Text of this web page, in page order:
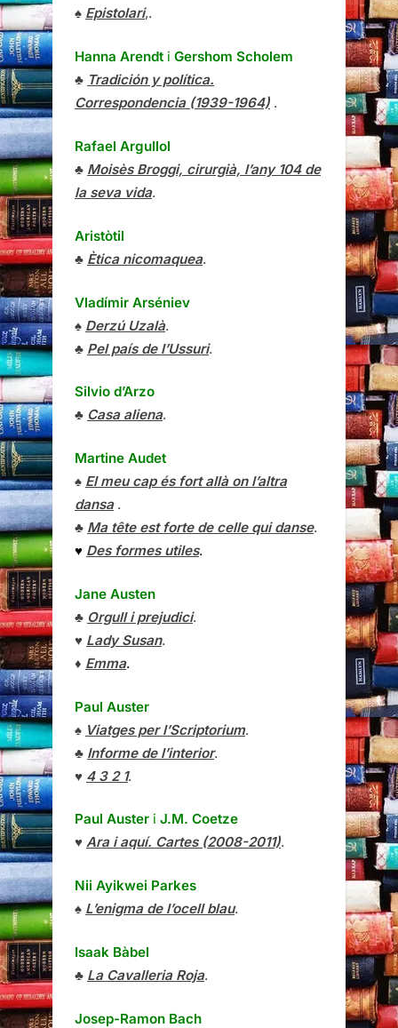
♠ Epistolari,.
Hanna Arendt i Gershom Scholem
♣ Tradición y política.
Correspondencia (1939-1964) .
Rafael Argullol
♣ Moisès Broggi, cirurgià, l’any 104 de
la seva vida.
Aristòtil
♣ Ètica nicomaquea.
Vladímir Arséniev
♠ Derzú Uzalà.
♣ Pel país de l’Ussuri.
Silvio d’Arzo
♣ Casa aliena.
Martine Audet
♠ El meu cap és fort allà on l’altra
dansa.
♣ Ma tête est forte de celle qui danse.
♥ Des formes utiles.
Jane Austen
♣ Orgull i prejudici.
♥ Lady Susan.
♦ Emma.
Paul Auster
♠ Viatges per l’Scriptorium.
♣ Informe de l’interior.
♥ 4 3 2 1.
Paul Auster i J.M. Coetze
♥ Ara i aquí. Cartes (2008-2011).
Nii Ayikwei Parkes
♠ L’enigma de l’ocell blau.
Isaak Bàbel
♣ La Cavalleria Roja.
Josep-Ramon Bach